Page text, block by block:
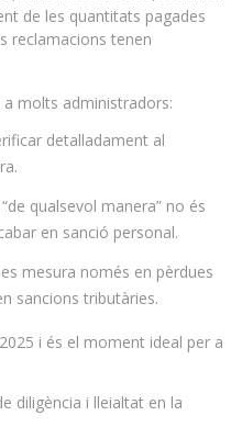
de les quantitats pagades
reclamacions tenen
a molts administradors:
detalladament al
qualsevol manera” no és
en sanció personal.
mesura només en pèrdues
sancions tributàries.
i és el moment ideal per a
diligència i lleialtat en la